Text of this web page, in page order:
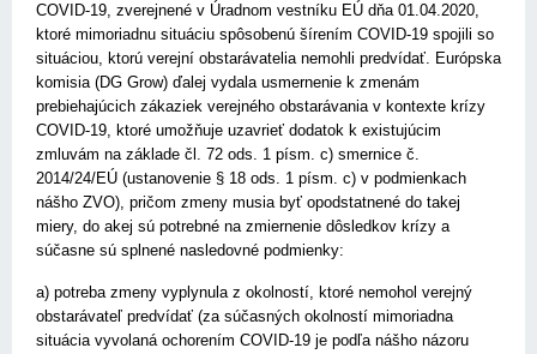
COVID-19, zverejnené v Úradnom vestníku EÚ dňa 01.04.2020,
ktoré mimoriadnu situáciu spôsobenú šírením COVID-19 spojili so
situáciou, ktorú verejní obstarávatelia nemohli predvídať. Európska
komisia (DG Grow) ďalej vydala usmernenie k zmenám
prebiehajúcich zákaziek verejného obstarávania v kontexte krízy
COVID-19, ktoré umožňuje uzavrieť dodatok k existujúcim
zmluvám na základe čl. 72 ods. 1 písm. c) smernice č.
2014/24/EÚ (ustanovenie § 18 ods. 1 písm. c) v podmienkach
nášho ZVO), pričom zmeny musia byť opodstatnené do takej
miery, do akej sú potrebné na zmiernenie dôsledkov krízy a
súčasne sú splnené nasledovné podmienky:
a) potreba zmeny vyplynula z okolností, ktoré nemohol verejný
obstarávateľ predvídať (za súčasných okolností mimoriadna
situácia vyvolaná ochorením COVID-19 je podľa nášho názoru